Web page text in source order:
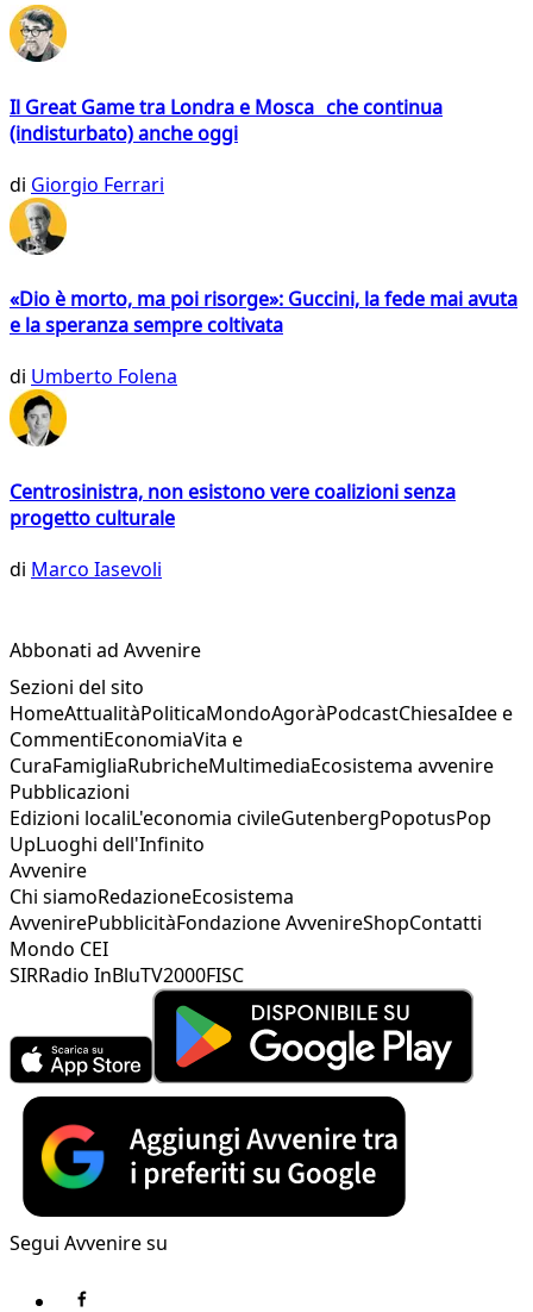
Il Great Game tra Londra e Mosca che continua
(indisturbato) anche oggi
di Giorgio Ferrari
«Dio è morto, ma poi risorge»: Guccini, la fede mai avuta
e la speranza sempre coltivata
di Umberto Folena
Centrosinistra, non esistono vere coalizioni senza
progetto culturale
di Marco Iasevoli
Abbonati ad Avvenire
Sezioni del sito
HomeAttualitàPoliticaMondoAgoràPodcastChiesaIdee e
CommentiEconomiaVita e
CuraFamigliaRubricheMultimediaEcosistema avvenire
Pubblicazioni
Edizioni localiL'economia civileGutenbergPopotusPop
UpLuoghi dell'Infinito
Avvenire
Chi siamoRedazioneEcosistema
AvvenirePubblicitàFondazione AvvenireShopContatti
Mondo CEI
SIRRadio InBluTV2000FISC
Segui Avvenire su